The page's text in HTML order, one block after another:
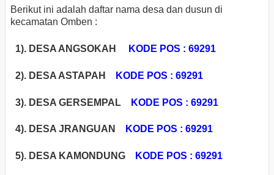
Berikut ini adalah daftar nama desa dan dusun di
kecamatan Omben :
1). DESA ANGSOKAH KODE POS : 69291
2). DESA ASTAPAH KODE POS : 69291
3). DESA GERSEMPAL KODE POS : 69291
4). DESA JRANGUAN KODE POS : 69291
5). DESA KAMONDUNG KODE POS : 69291